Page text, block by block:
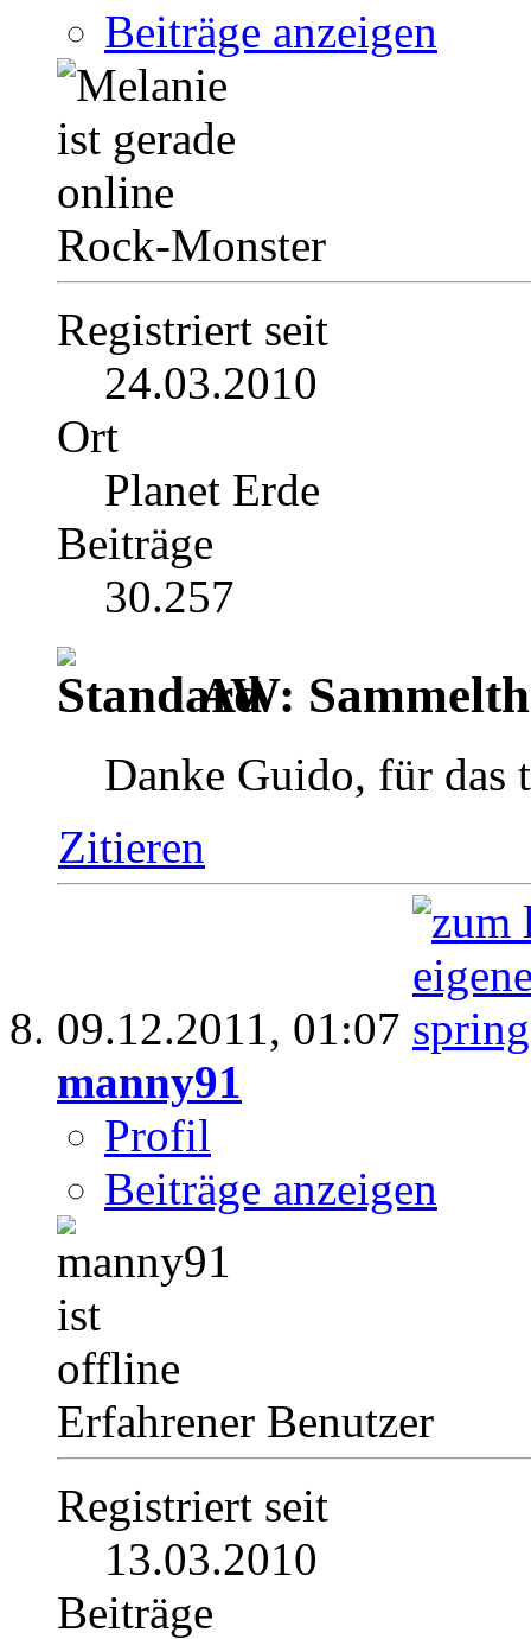
Beiträge anzeigen
Rock-Monster
Registriert seit
24.03.2010
Ort
Planet Erde
Beiträge
30.257
AW:
Danke Guido, für
Zitieren
09.12.2011, 01:07
manny91
Profil
Beiträge anzeigen
Erfahrener Benutzer
Registriert seit
13.03.2010
Beiträge